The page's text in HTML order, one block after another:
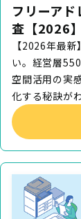
フリーア
査【2026】
【2026年最
い。経営層
空間活用の実
化する秘訣が